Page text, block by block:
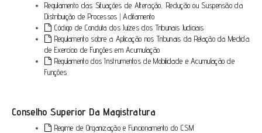
Regulamento das Situações de Alteração, Redução ou Suspensão da
Distribuição de Processos |Aditamento
Código de Conduta dos Juízes dos Tribunais Judiciais
Regulamento sobre a Aplicação nos Tribunais da Relação da Medida
de Exercício de Funções em Acumulação
Regulamento dos Instrumentos de Mobilidade e Acumulação de
Funções
Conselho Superior Da Magistratura
Regime de Organização e Funcionamento do CSM